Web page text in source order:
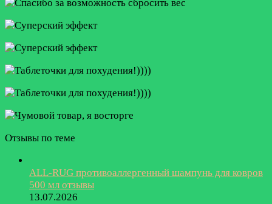
Отзывы по теме
ALL-RUG противоаллергенный шампунь для ковров
500 мл отзывы
13.07.2026